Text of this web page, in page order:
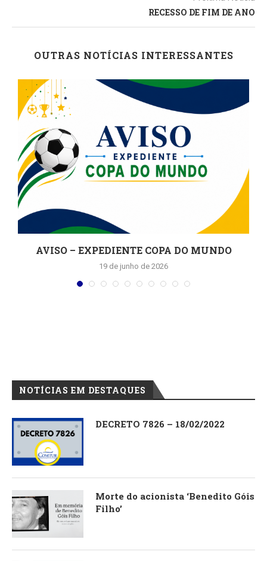
RECESSO DE FIM DE ANO
OUTRAS NOTÍCIAS INTERESSANTES
AVISO – EXPEDIENTE COPA DO MUNDO
19 de junho de 2026
NOTÍCIAS EM DESTAQUES
DECRETO 7826 – 18/02/2022
Morte do acionista ‘Benedito Góis
Filho’